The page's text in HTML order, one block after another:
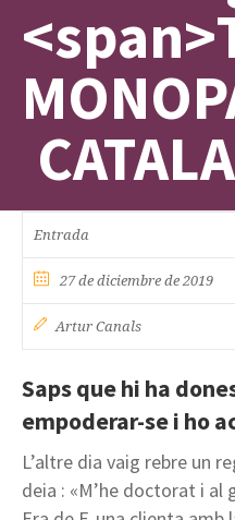
Entrada
27 de diciembre de 2019
Artur Canals
Saps que hi ha
empoderar-se i ho
L’altre dia vaig rebre un
deia : «M’he doctorat i al